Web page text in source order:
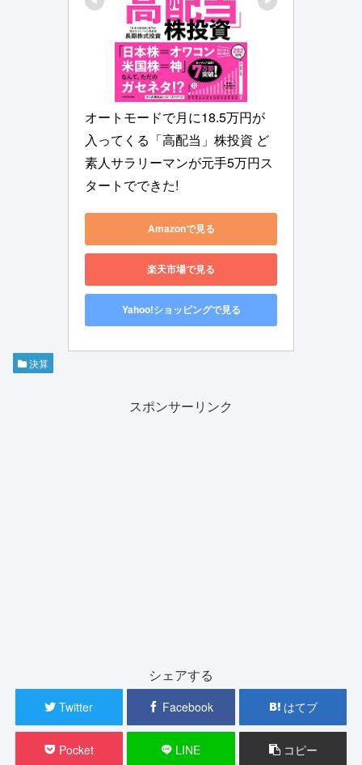
オートモードで月に18.5万円が
入ってくる「高配当」株投資 ど
素人サラリーマンが元手5万円ス
タートでできた!
Amazonで見る
楽天市場で見る
Yahoo!ショッピングで見る
決算
スポンサーリンク
シェアする
Twitter Facebook はてブ
Pocket LINE コピー